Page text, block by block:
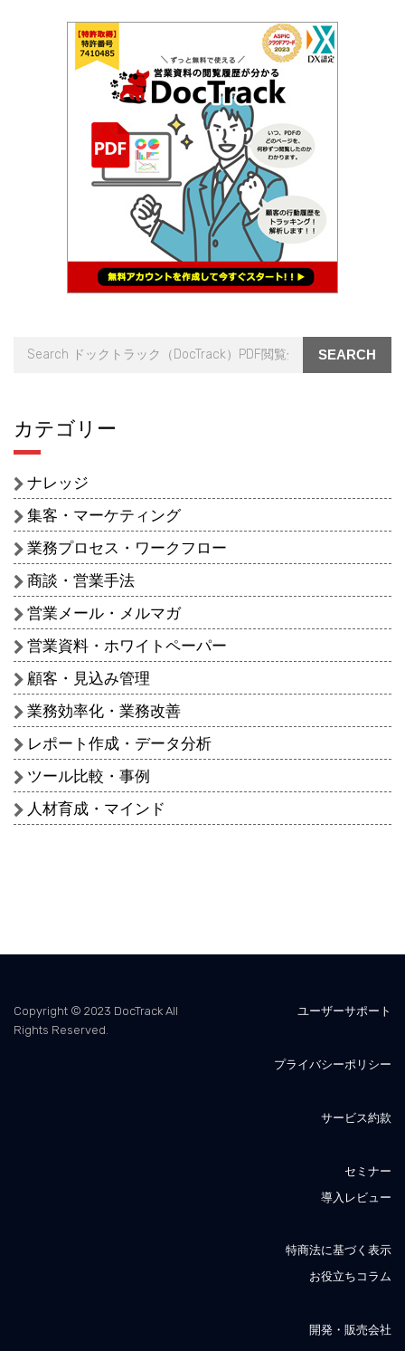
SEARCH
カテゴリー
ナレッジ
集客・マーケティング
業務プロセス・ワークフロー
商談・営業手法
営業メール・メルマガ
営業資料・ホワイトペーパー
顧客・見込み管理
業務効率化・業務改善
レポート作成・データ分析
ツール比較・事例
人材育成・マインド
Copyright © 2023 DocTrack All
Rights Reserved.
ユーザーサポート
プライバシーポリシー
サービス約款
セミナー
導入レビュー
特商法に基づく表示
お役立ちコラム
開発・販売会社